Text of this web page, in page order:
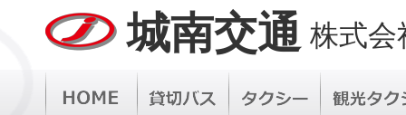
城南交通 株式会